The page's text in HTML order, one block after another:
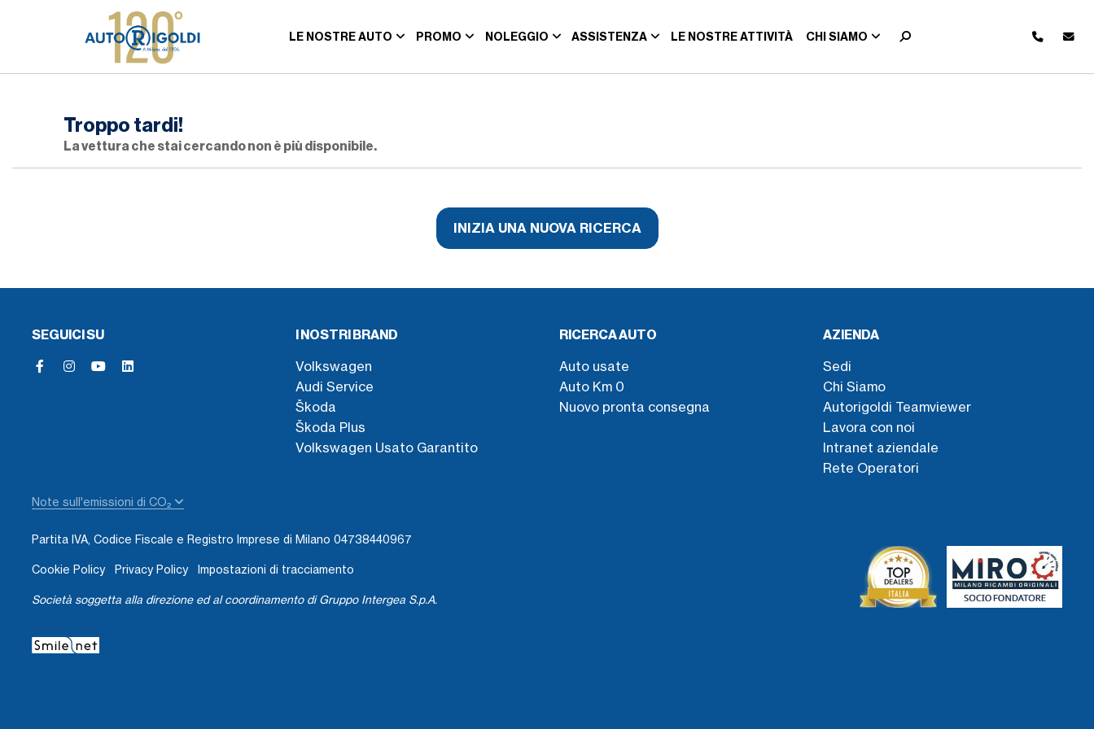
LE NOSTRE AUTO PROMO NOLEGGIO ASSISTENZA LE NOSTRE ATTIVITÀ CHI SIAMO
Troppo tardi!
La vettura che stai cercando non è più disponibile.
INIZIA UNA NUOVA RICERCA
SEGUICI SU I NOSTRI BRAND
Volkswagen
Audi Service
Škoda
Škoda Plus
Volkswagen Usato Garantito
RICERCA AUTO
Auto usate
Auto Km 0
Nuovo pronta consegna
AZIENDA
Sedi
Chi Siamo
Autorigoldi Teamviewer
Lavora con noi
Intranet aziendale
Rete Operatori
Note sull'emissioni di CO₂
Partita IVA, Codice Fiscale e Registro Imprese di Milano 04738440967
Cookie Policy Privacy Policy Impostazioni di tracciamento
Società soggetta alla direzione ed al coordinamento di Gruppo Intergea S.p.A.